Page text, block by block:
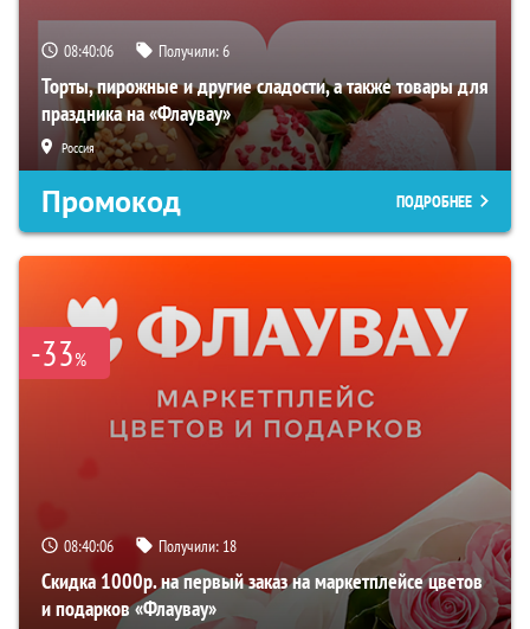
08:40:05 Получили:6
Торты, пирожные и другие сладости, а также товары для
праздника на «Флаувау»
Россия
Промокод ПОДРОБНЕЕ
-33%
08:40:05 Получили: 18
Скидка 1000р. на первый заказ на маркетплейсе цветов
и подарков «Флаувау»